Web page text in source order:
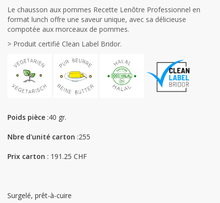
Le chausson aux pommes Recette Lenôtre Professionnel en
format lunch offre une saveur unique, avec sa délicieuse
compotée aux morceaux de pommes.
> Produit certifié Clean Label Bridor.
Poids pièce :40 gr.
Nbre d'unité carton :255
Prix carton : 191.25 CHF
Surgelé, prêt-à-cuire